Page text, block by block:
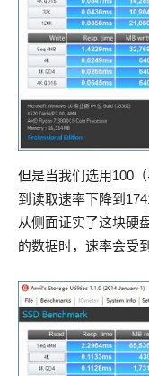
但是当我们选用100
到读取速率下降到
从侧面证实了这块硬
的数据时，速率会受